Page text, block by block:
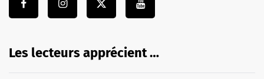
Les lecteurs apprécient …